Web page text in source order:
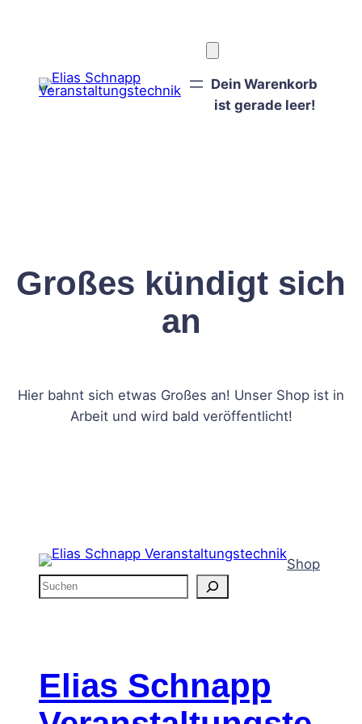
Dein Warenkorb
ist gerade leer!
Großes kündigt sich
an
Hier bahnt sich etwas Großes an! Unser Shop ist in
Arbeit und wird bald veröffentlicht!
Shop
S
n
Elias Schnapp